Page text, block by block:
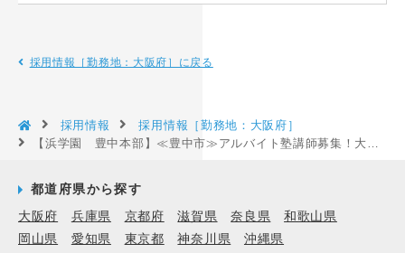
採用情報［勤務地：大阪府］に戻る
採用情報
採用情報［勤務地：大阪府］
【浜学園 豊中本部】≪豊中市≫アルバイト塾講師募集！大学生が活躍中♪シフト相談も時給も◎な環境で勤務しませんか？！［大阪府豊中市］
都道府県から探す
大阪府
兵庫県 京都府 滋賀県 奈良県
和歌山県
岡山県
愛知県 東京都 神奈川県 沖縄県